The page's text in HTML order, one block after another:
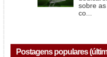
sobre
co...
Postagens populares